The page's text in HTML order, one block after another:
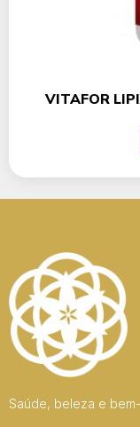
VITAFOR
Saúde, beleza e